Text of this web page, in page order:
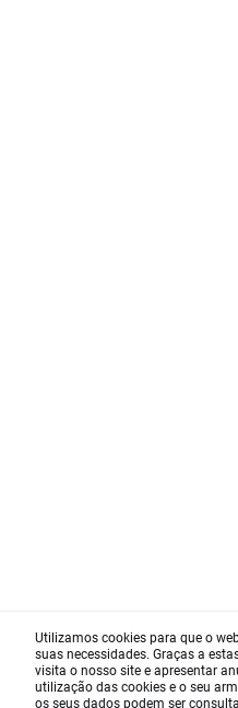
Utilizamos cookies para que o
suas necessidades. Graças a
visita o nosso site e apresentar
utilização das cookies e o seu
os seus dados podem ser